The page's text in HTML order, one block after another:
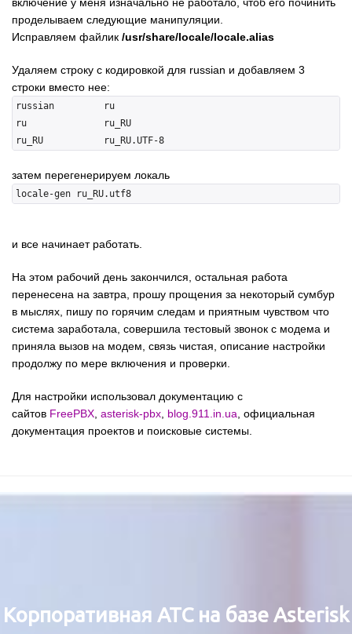
проделываем следующие манипуляции.
Исправляем файлик /usr/share/locale/locale.alias
Удаляем строку с кодировкой для russian и добавляем 3
строки вместо нее:
russian         ru
ru              ru_RU
затем перегенерируем локаль
и все начинает работать.
На этом рабочий день закончился, остальная работа
перенесена на завтра, прошу прощения за некоторый сумбур
в мыслях, пишу по горячим следам и приятным чувством что
система заработала, совершила тестовый звонок с модема и
приняла вызов на модем, связь чистая, описание настройки
продолжу по мере включения и проверки.
Для настройки использовал документацию с
сайтов FreePBX asterisk-pbx blog.911.in.ua , официальная
документация проектов и поисковые системы.
Корпоративная АТС на базе Asterisk